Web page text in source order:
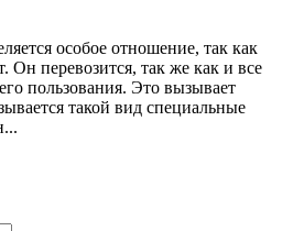
особое отношение, так как
Он перевозится, так же как и все
пользования. Это вызывает
такой вид специальные